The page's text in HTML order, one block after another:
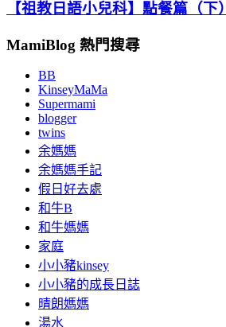
【祖教日語小兒科】點餐篇（下）
MamiBlog 熱門搜尋
BB
KinseyMaMa
Supermami
blogger
twins
余媽媽
余媽媽手記
假日好去處
和牛B
和牛媽媽
家庭
小小豬kinsey
小小豬的成長日誌
晴朗媽媽
湯水